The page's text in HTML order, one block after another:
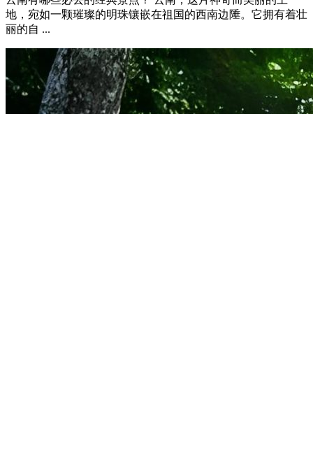
地，宛如一颗璀璨的明珠镶嵌在祖国的西南边陲。它拥有着壮
丽的自 ...